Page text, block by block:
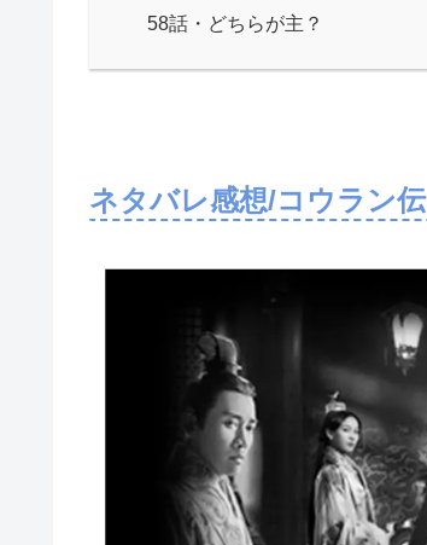
58話・どちらが主？
ネタバレ感想/コウラン伝